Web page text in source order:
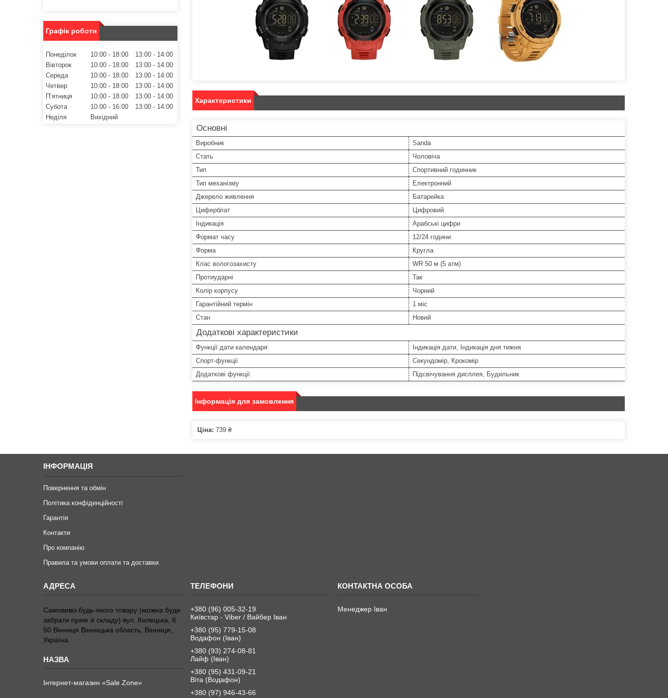
Характеристики
Основні
Виробник
Sanda
Стать
Чоловіча
Тип
Спортивний годинник
Тип механізму
Електронний
Джерело живлення
Батарейка
Циферблат
Цифровий
Індикація
Арабські цифри
Формат часу
12/24 години
Форма
Кругла
Клас вологозахисту
WR 50 м (5 атм)
Протиударні
Так
Колір корпусу
Чорний
Гарантійний термін
1 міс
Стан
Новий
Додаткові характеристики
Функції дати календаря
Індикація дати, Індикація дня тижня
Спорт-функції
Секундомір, Крокомір
Додаткові функції
Підсвічування дисплея, Будильник
Інформація для замовлення
Ціна: 739 ₴
Графік роботи
Понеділок 10:00 18:00 13:00
14:00
Вівторок
10:00 18:00 13:00
14:00
Середа
10:00 18:00 13:00
14:00
Четвер
10:00 18:00 13:00
14:00
Пʼятниця
10:00 18:00 13:00
14:00
Субота
10:00 16:00 13:00
14:00
Неділя
Вихідний
ІНФОРМАЦІЯ
Повернення та обмін
Політика конфіденційності
Гарантія
Контакти
Про компанію
Правила та умови оплати та доставки
Самовивіз будь-якого товару (можна буде
забрати прям зі складу) вул. Келецька, б.
50 Вінниця Вінницька область, Вінниця,
Україна
Інтернет-магазин «Sale Zone»
+380 (96) 005-32-19
Київстар - Viber / Вайбер Іван
+380 (95) 779-15-08
Водафон (Іван)
+380 (93) 274-08-81
Лайф (Іван)
+380 (95) 431-09-21
Віта (Водафон)
+380 (97) 946-43-66
Менеджер Іван